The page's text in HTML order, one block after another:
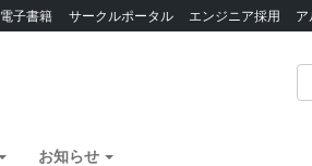
電子書籍 サークルポータル エンジニア採用
お知らせ